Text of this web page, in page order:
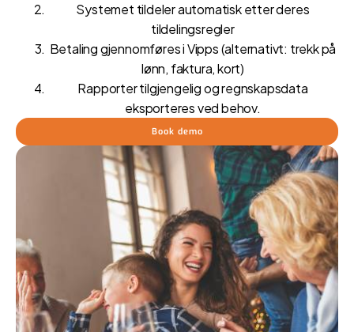
Systemet tildeler automatisk etter deres
tildelingsregler
Betaling gjennomføres i Vipps (alternativt: trekk på
lønn, faktura, kort)
Rapporter tilgjengelig og regnskapsdata
eksporteres ved behov.
Book demo